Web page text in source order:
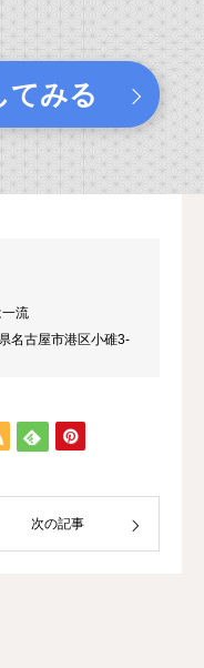
てみる
流
名古屋市港区小碓3-
次の記事